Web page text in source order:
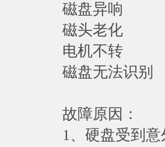
磁盘异响
磁头老化
电机不转
磁盘无法识别
故障原因：
1、硬盘受到